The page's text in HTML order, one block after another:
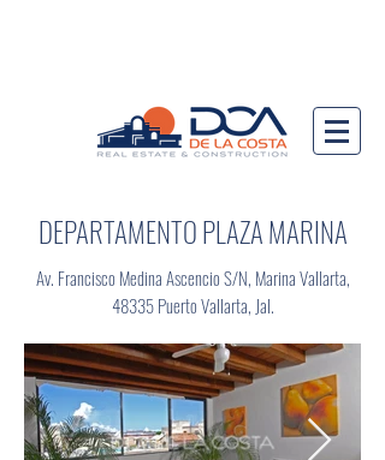
DEPARTAMENTO PLAZA MARINA
Av. Francisco Medina Ascencio S/N, Marina Vallarta,
48335 Puerto Vallarta, Jal.